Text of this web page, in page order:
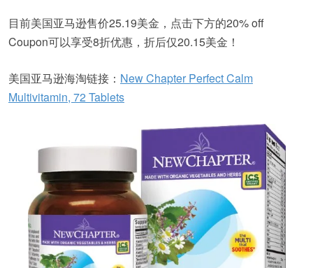
目前美国亚马逊售价25.19美金，点击下方的20% off
Coupon可以享受8折优惠，折后仅20.15美金！
美国亚马逊海淘链接： New Chapter Perfect Calm
Multivitamin, 72 Tablets